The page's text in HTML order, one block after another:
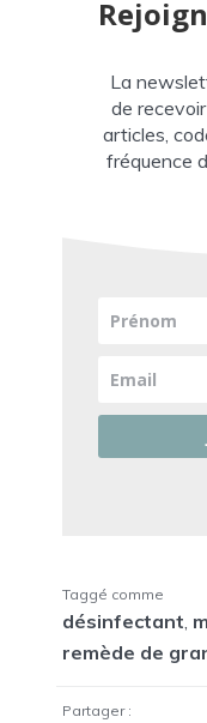
La
de
articles,
fréquence
Taggé comme
désinfectant
remède de
Partager :